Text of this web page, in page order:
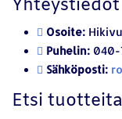
Yhteystiedot
Osoite:
Puhelin: 040-
Sähköposti:
Etsi tuotteita